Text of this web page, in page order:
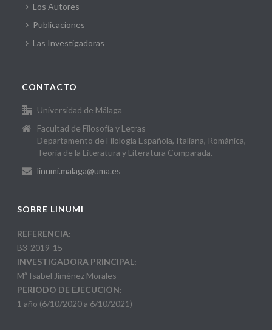
Los Autores
Publicaciones
Las Investigadoras
CONTACTO
Universidad de Málaga
Facultad de Filosofía y Letras
Departamento de Filología Española, Italiana, Románica,
Teoría de la Literatura y Literatura Comparada.
linumi.malaga@uma.es
SOBRE LINUMI
REFERENCIA:
B3-2019-15
INVESTIGADORA PRINCIPAL:
Mª Isabel Jiménez Morales
PERIODO DE EJECUCIÓN:
1 año (6/10/2020 a 6/10/2021)